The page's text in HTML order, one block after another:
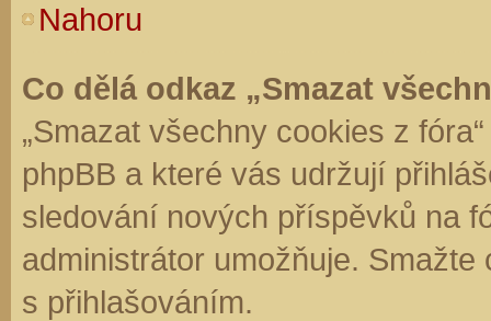
Nahoru
Co dělá odkaz „Smazat
„Smazat všechny cookies z
phpBB a které vás udržují
sledování nových příspěvků na
administrátor umožňuje.
s přihlašováním.